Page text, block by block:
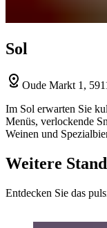
Sol
Oude Markt 1,
Im Sol erwarten Sie
Menüs, verlockende
Weinen und
Weitere
Entdecken Sie das